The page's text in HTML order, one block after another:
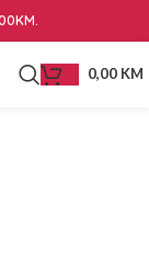
0,00 KM